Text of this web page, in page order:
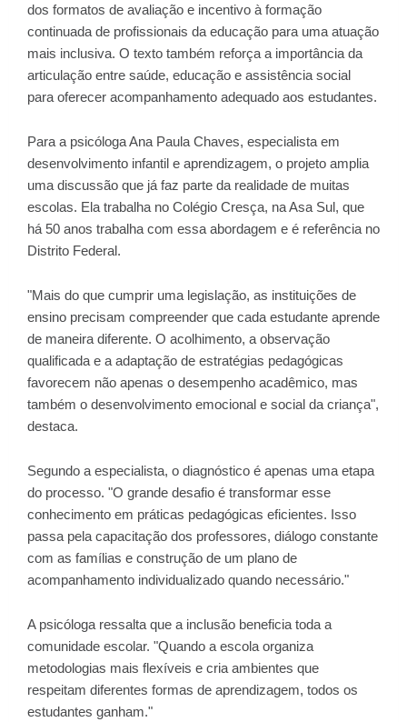
dos formatos de avaliação e incentivo à formação
continuada de profissionais da educação para uma atuação
mais inclusiva. O texto também reforça a importância da
articulação entre saúde, educação e assistência social
para oferecer acompanhamento adequado aos estudantes.
Para a psicóloga Ana Paula Chaves, especialista em
desenvolvimento infantil e aprendizagem, o projeto amplia
uma discussão que já faz parte da realidade de muitas
escolas. Ela trabalha no Colégio Cresça, na Asa Sul, que
há 50 anos trabalha com essa abordagem e é referência no
Distrito Federal.
"Mais do que cumprir uma legislação, as instituições de
ensino precisam compreender que cada estudante aprende
de maneira diferente. O acolhimento, a observação
qualificada e a adaptação de estratégias pedagógicas
favorecem não apenas o desempenho acadêmico, mas
também o desenvolvimento emocional e social da criança",
destaca.
Segundo a especialista, o diagnóstico é apenas uma etapa
do processo. "O grande desafio é transformar esse
conhecimento em práticas pedagógicas eficientes. Isso
passa pela capacitação dos professores, diálogo constante
com as famílias e construção de um plano de
acompanhamento individualizado quando necessário."
A psicóloga ressalta que a inclusão beneficia toda a
comunidade escolar. "Quando a escola organiza
metodologias mais flexíveis e cria ambientes que
respeitam diferentes formas de aprendizagem, todos os
estudantes ganham."